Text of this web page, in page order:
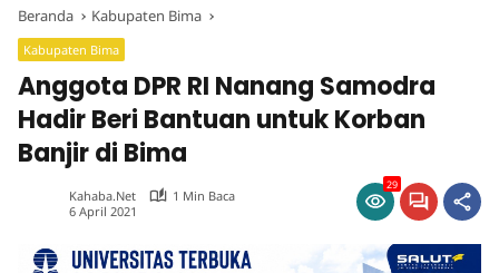
Beranda Kabupaten Bima
Kabupaten Bima
Anggota DPR RI Nanang Samodra
Hadir Beri Bantuan untuk Korban
Banjir di Bima
Kahaba.net
1 Min Baca
6 April 2021
29